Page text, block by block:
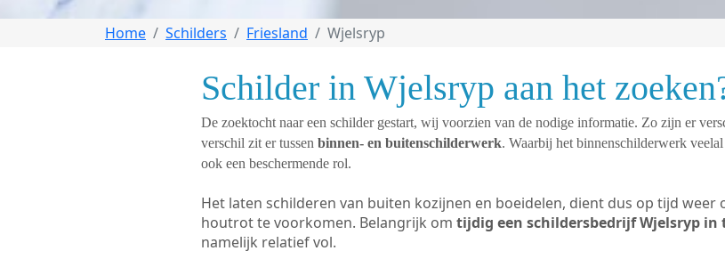
Home Schilders Friesland Wjelsryp
Schilder in Wjelsryp aan het
De zoektocht naar een schilder gestart, wij voorzien van de nodige informatie. Zo zijn er
verschil zit er tussen binnen- en buitenschilderwerk. Waarbij het binnenschilderwerk
ook een beschermende rol.
Het laten schilderen van buiten kozijnen en boeidelen, dient dus op tijd
houtrot te voorkomen. Belangrijk om tijdig een schildersbedrijf Wjelsryp in
namelijk relatief vol.